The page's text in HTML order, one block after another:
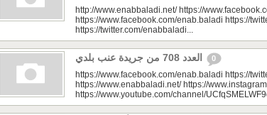
http://www.enabbaladi.net/ https://
https://www.facebook.com/enab.baladi https://
https://twitter.com/enabbaladi...
0
https://www.facebook.com/enab.baladi https://
https://www.enabbaladi.net/ https://
https://www.youtube.com/channel/